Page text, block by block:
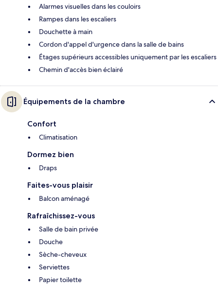
Alarmes visuelles dans les couloirs
Rampes dans les escaliers
Douchette à main
Cordon d'appel d'urgence dans la salle de bains
Étages supérieurs accessibles uniquement par les escaliers
Chemin d'accès bien éclairé
Équipements de la chambre
Confort
Climatisation
Dormez bien
Draps
Faites-vous plaisir
Balcon aménagé
Rafraîchissez-vous
Salle de bain privée
Douche
Sèche-cheveux
Serviettes
Papier toilette